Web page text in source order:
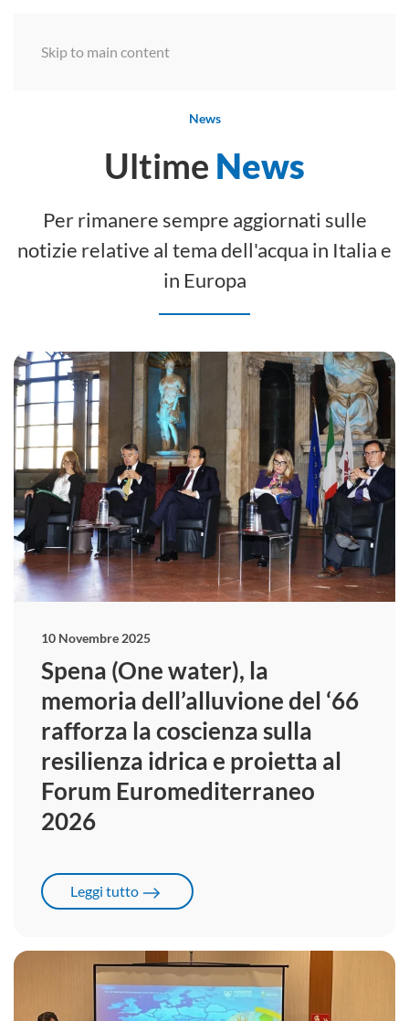
Skip to main content
News
Ultime News
Per rimanere sempre aggiornati sulle
notizie relative al tema dell'acqua in Italia e
in Europa
10 Novembre 2025
Spena (One water), la
memoria dell’alluvione del ‘66
rafforza la coscienza sulla
resilienza idrica e proietta al
Forum Euromediterraneo
2026
Leggi tutto